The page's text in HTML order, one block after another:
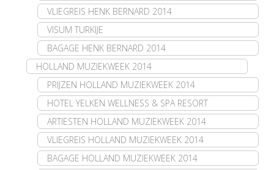
VLIEGREIS HENK BERNARD 2014
VISUM TURKIJE
BAGAGE HENK BERNARD 2014
HOLLAND MUZIEKWEEK 2014
PRIJZEN HOLLAND MUZIEKWEEK 2014
HOTEL YELKEN WELLNESS & SPA RESORT
ARTIESTEN HOLLAND MUZIEKWEEK 2014
VLIEGREIS HOLLAND MUZIEKWEEK 2014
BAGAGE HOLLAND MUZIEKWEEK 2014